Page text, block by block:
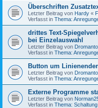
Überschriften
Letzter Beitrag von Hardy «
Verfasst in Thema:
drittes Text-
bei Einzelauswahl
Letzter Beitrag von
Verfasst in Thema:
Button um
Letzter Beitrag von
Verfasst in Thema:
Externe Programme
Letzter Beitrag von
Verfasst in Thema: